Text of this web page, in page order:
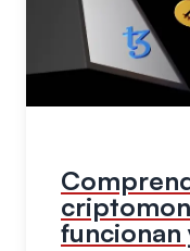
funcionan